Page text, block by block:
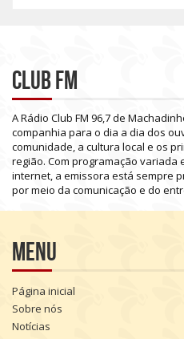
Club FM
ARádio Club FM 96,7de
companhia para o dia a dia dos
comunidade, a cultura local e os
região. Com programação variada
internet, a emissora está sempre
pormeio da comunicação e do
Menu
Página inicial
Sobre nós
Notícias